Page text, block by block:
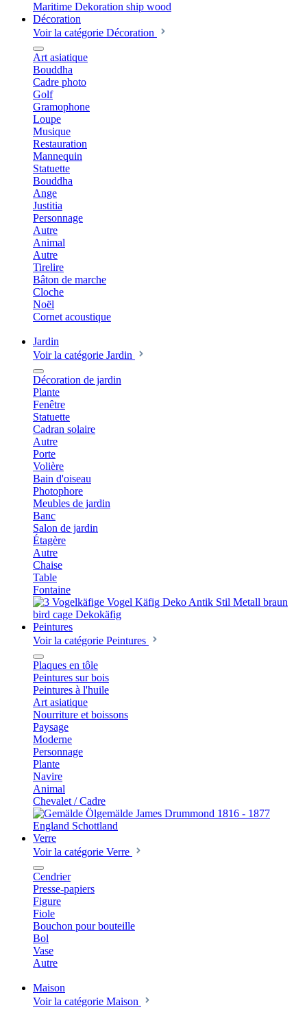
Décoration
Voir la catégorie Décoration
Art asiatique
Bouddha
Cadre photo
Golf
Gramophone
Loupe
Musique
Restauration
Mannequin
Statuette
Bouddha
Ange
Justitia
Personnage
Autre
Animal
Autre
Tirelire
Bâton de marche
Cloche
Noël
Cornet acoustique
Jardin
Voir la catégorie Jardin
Décoration de jardin
Plante
Fenêtre
Statuette
Cadran solaire
Autre
Porte
Volière
Bain d'oiseau
Photophore
Meubles de jardin
Banc
Salon de jardin
Étagère
Autre
Chaise
Table
Fontaine
Peintures
Voir la catégorie Peintures
Plaques en tôle
Peintures sur bois
Peintures à l'huile
Art asiatique
Nourriture et boissons
Paysage
Moderne
Personnage
Plante
Navire
Animal
Chevalet / Cadre
Verre
Voir la catégorie Verre
Cendrier
Presse-papiers
Figure
Fiole
Bouchon pour bouteille
Bol
Vase
Autre
Maison
Voir la catégorie Maison